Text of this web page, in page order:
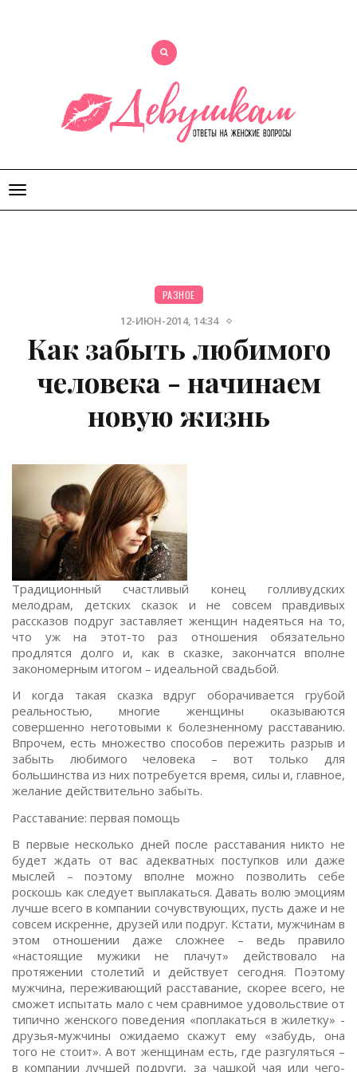
Открыть
меню
РАЗНОЕ
12-ИЮН-2014, 14:34
Как забыть любимого
человека - начинаем
новую жизнь
Традиционный счастливый конец голливудских
мелодрам, детских сказок и не совсем правдивых
рассказов подруг заставляет женщин надеяться на то,
что уж на этот-то раз отношения обязательно
продлятся долго и, как в сказке, закончатся вполне
закономерным итогом – идеальной свадьбой.
И когда такая сказка вдруг оборачивается грубой
реальностью, многие женщины оказываются
совершенно неготовыми к болезненному расставанию.
Впрочем, есть множество способов пережить разрыв и
забыть любимого человека – вот только для
большинства из них потребуется время, силы и, главное,
желание действительно забыть.
Расставание: первая помощь
В первые несколько дней после расставания никто не
будет ждать от вас адекватных поступков или даже
мыслей – поэтому вполне можно позволить себе
роскошь как следует выплакаться. Давать волю эмоциям
лучше всего в компании сочувствующих, пусть даже и не
совсем искренне, друзей или подруг. Кстати, мужчинам в
этом отношении даже сложнее – ведь правило
«настоящие мужики не плачут» действовало на
протяжении столетий и действует сегодня. Поэтому
мужчина, переживающий расставание, скорее всего, не
сможет испытать мало с чем сравнимое удовольствие от
типично женского поведения «поплакаться в жилетку» -
друзья-мужчины ожидаемо скажут ему «забудь, она
того не стоит». А вот женщинам есть, где разгуляться –
в компании лучшей подруги, за чашкой чая или чего-